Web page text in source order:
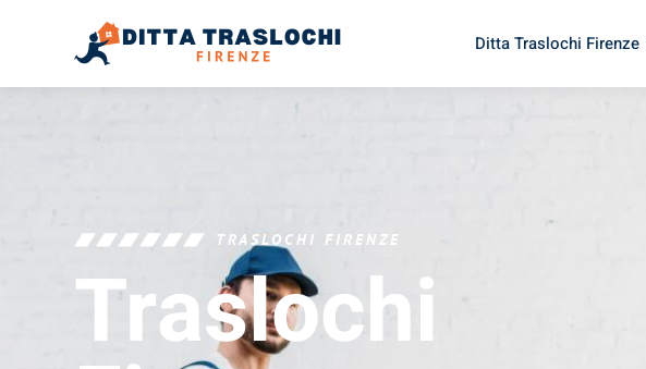
Ditta Traslochi Firenze
TRASLOCHI FIRENZE
Traslochi